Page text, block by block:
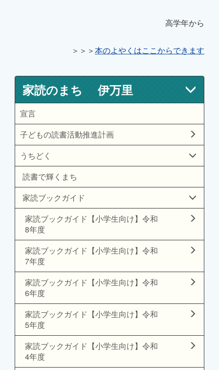
高学年から
＞＞＞本のよやくはここからできます
家読のまち 伊万里
宣言
子どもの読書活動推進計画
うちどく
読書で輝くまち
家読ブックガイド
家読ブックガイド【小学生向け】令和
8年度
家読ブックガイド【小学生向け】令和
7年度
家読ブックガイド【小学生向け】令和
6年度
家読ブックガイド【小学生向け】令和
5年度
家読ブックガイド【小学生向け】令和
4年度